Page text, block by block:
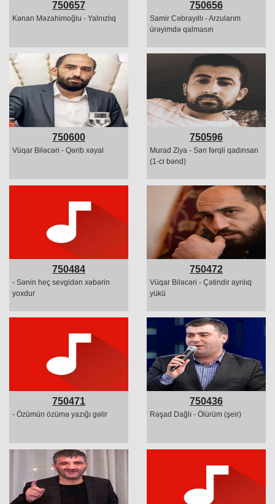
750657
Kənan Məzahimoğlu - Yalnızlıq
750656
Samir Cəbrayıllı - Arzularım
ürəyimdə qalmasın
750600
Vüqar Biləcəri - Qərib xəyal
750596
Murad Ziya - Sən fərqli qadınsan
(1-ci bənd)
750484
- Sənin heç sevgidən xəbərin
yoxdur
750472
Vüqar Biləcəri - Çətindir ayrılıq
yükü
750471
- Özümün özümə yazığı gəlir
750436
Rəşad Dağlı - Ölürüm (şeir)